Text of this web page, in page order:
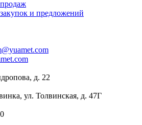
и предложений
д. 22
ул. Толвинская, д. 47Г